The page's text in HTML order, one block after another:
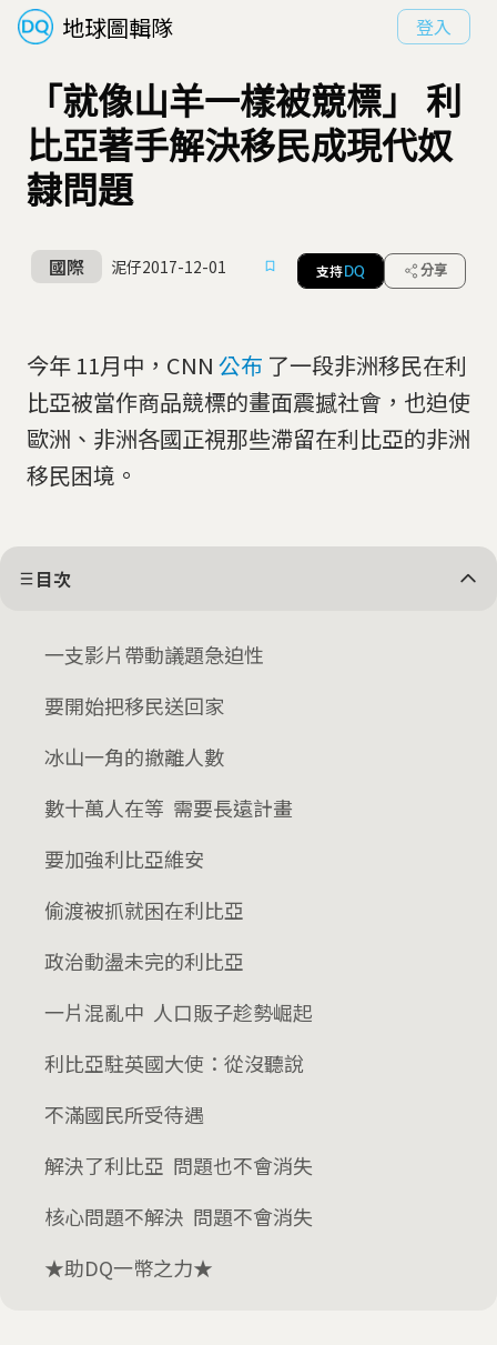
地球圖輯隊 登入
「就像山羊一樣被競標」 利
比亞著手解決移民成現代奴
隸問題
國際 泥仔2017-12-01 支持 DQ 分享
今年 11月中，CNN 公布 了一段非洲移民在利
比亞被當作商品競標的畫面震撼社會，也迫使
歐洲、非洲各國正視那些滯留在利比亞的非洲
移民困境。
目次
一支影片帶動議題急迫性
要開始把移民送回家
冰山一角的撤離人數
數十萬人在等 需要長遠計畫
要加強利比亞維安
偷渡被抓就困在利比亞
政治動盪未完的利比亞
一片混亂中 人口販子趁勢崛起
利比亞駐英國大使：從沒聽說
不滿國民所受待遇
解決了利比亞 問題也不會消失
核心問題不解決 問題不會消失
★助DQ一幣之力★